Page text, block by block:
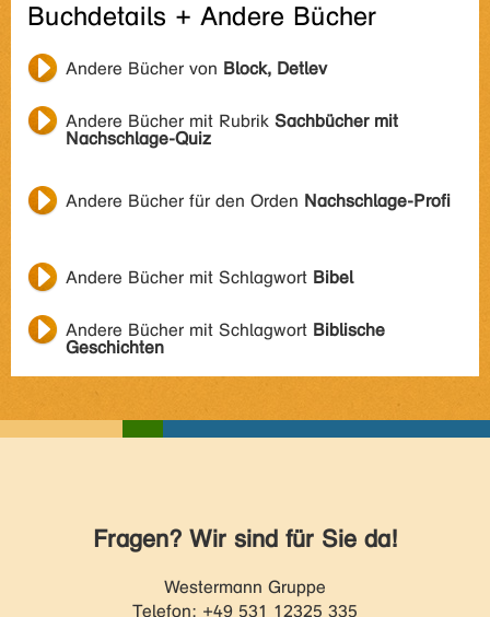
Buchdetails + Andere Bücher
Andere Bücher von Block, Detlev
Andere Bücher mit Rubrik Sachbücher mit
Nachschlage-Quiz
Andere Bücher für den Orden Nachschlage-Profi
Andere Bücher mit Schlagwort Bibel
Andere Bücher mit Schlagwort Biblische
Geschichten